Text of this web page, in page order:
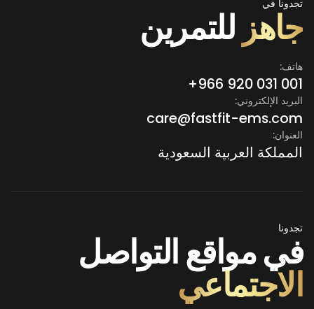
على الرابط أدناه لترشيح صديقك والمطالبة بجلسة مجانية:
تجدونا في
جاهز للتمرين
هاتف:
+966 920 031 001
البريد الإلكتروني:
care@fastfit-ems.com
العنوان:
المملكة العربية السعودية
تجدونا
في مواقع التواصل
الاجتماعي